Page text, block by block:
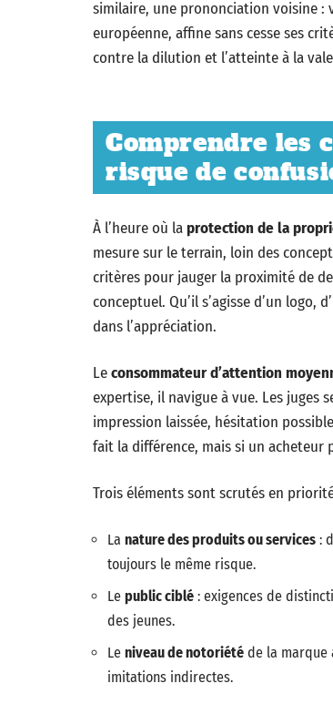
similaire, une prononciation voisine :
européenne, affine sans cesse ses
contre la dilution et l’atteinte à la
Comprendre les
risque de
À l’heure où laprotection de la
mesure sur le terrain, loin des
critères pour jauger la proximité de
conceptuel. Qu’il s’agisse d’un
dans l’appréciation.
Leconsommateur d’attention
expertise, il navigue à vue. Les juges
impression laissée, hésitation
fait la différence, mais si un acheteur
Trois éléments sont scrutés en
La nature des produits ou services :
toujours le même risque.
Le public ciblé : exigences de
des jeunes.
Le niveau de notoriété de la marque
imitations indirectes.